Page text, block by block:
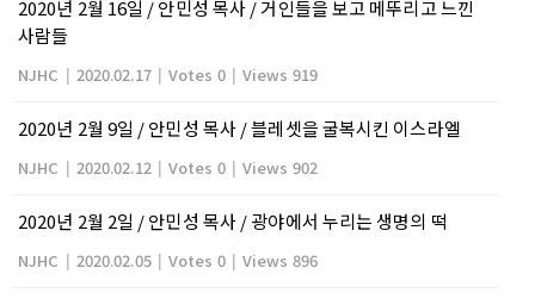
2020년 2월 16일 / 안민성 목사 / 거인들을 보고 메뚜리고 느낀
사람들
NJHC | 2020.02.17 | Votes 0 | Views 919
2020년 2월 9일 / 안민성 목사 / 블레셋을 굴복시킨 이스라엘
NJHC | 2020.02.12 | Votes 0 | Views 902
2020년 2월 2일 / 안민성 목사 / 광야에서 누리는 생명의 떡
NJHC | 2020.02.05 | Votes 0 | Views 896